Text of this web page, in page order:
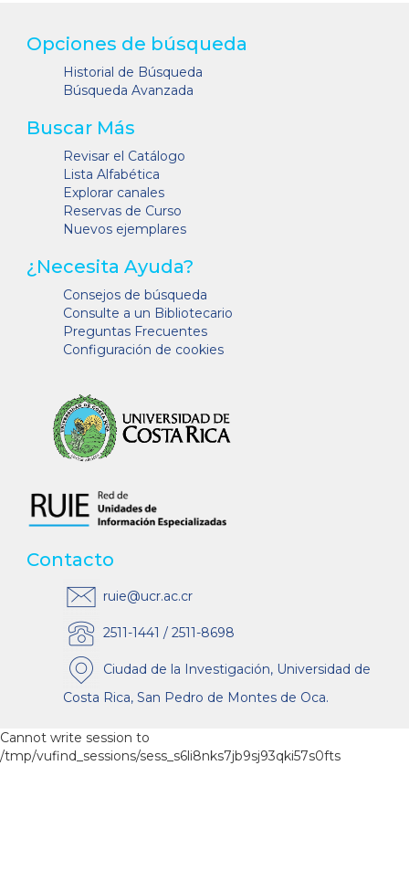
Opciones de búsqueda
Historial de Búsqueda
Búsqueda Avanzada
Buscar Más
Revisar el Catálogo
Lista Alfabética
Explorar canales
Reservas de Curso
Nuevos ejemplares
¿Necesita Ayuda?
Consejos de búsqueda
Consulte a un Bibliotecario
Preguntas Frecuentes
Configuración de cookies
Contacto
ruie@ucr.ac.cr
2511-1441 / 2511-8698
Ciudad de la Investigación, Universidad de
Costa Rica, San Pedro de Montes de Oca.
Cannot write session to
/tmp/vufind_sessions/sess_s6li8nks7jb9sj93qki57s0fts